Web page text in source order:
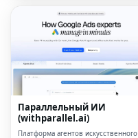
Параллельный ИИ
(withparallel.ai)
Платформа агентов искусственного